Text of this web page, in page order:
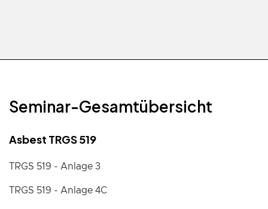
Seminar-Gesamtübersicht
Asbest TRGS 519
TRGS 519 - Anlage 3
TRGS 519 - Anlage 4C